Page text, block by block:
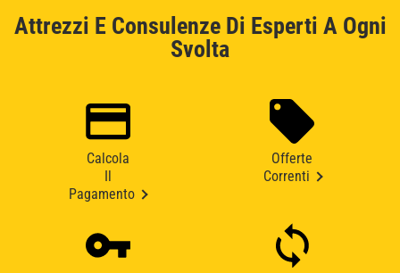
Attrezzi E Consulenze Di Esperti A Ogni
Svolta
Calcola
Pagamento
Offerte
Correnti